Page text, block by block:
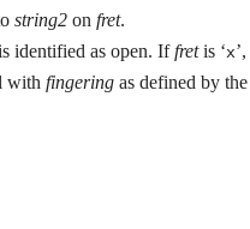
string2 on fret.
identified as open. Iffretis ‘x’,
with fingering as defined by the